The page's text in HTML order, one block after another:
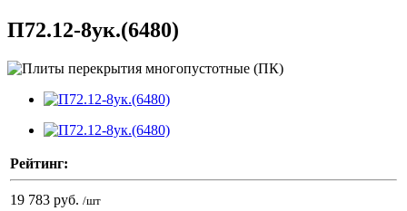
П72.12-8ук.(6480)
Рейтинг:
19 783 руб. /шт